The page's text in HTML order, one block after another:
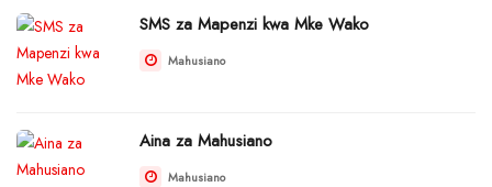
SMS za Mapenzi kwa Mke Wako
Mahusiano
Aina za Mahusiano
Mahusiano